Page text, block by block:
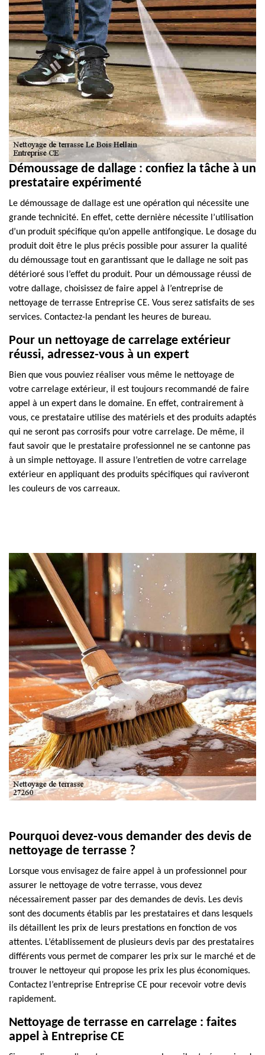
Démoussage de dallage : confiez la tâche à un
prestataire expérimenté
Le démoussage de dallage est une opération qui nécessite une
grande technicité. En effet, cette dernière nécessite l’utilisation
d’un produit spécifique qu’on appelle antifongique. Le dosage du
produit doit être le plus précis possible pour assurer la qualité
du démoussage tout en garantissant que le dallage ne soit pas
détérioré sous l’effet du produit. Pour un démoussage réussi de
votre dallage, choisissez de faire appel à l’entreprise de
nettoyage de terrasse Entreprise CE. Vous serez satisfaits de ses
services. Contactez-la pendant les heures de bureau.
Pour un nettoyage de carrelage extérieur
réussi, adressez-vous à un expert
Bien que vous pouviez réaliser vous même le nettoyage de
votre carrelage extérieur, il est toujours recommandé de faire
appel à un expert dans le domaine. En effet, contrairement à
vous, ce prestataire utilise des matériels et des produits adaptés
qui ne seront pas corrosifs pour votre carrelage. De même, il
faut savoir que le prestataire professionnel ne se cantonne pas
à un simple nettoyage. Il assure l’entretien de votre carrelage
extérieur en appliquant des produits spécifiques qui raviveront
les couleurs de vos carreaux.
Pourquoi devez-vous demander des devis de
nettoyage de terrasse ?
Lorsque vous envisagez de faire appel à un professionnel pour
assurer le nettoyage de votre terrasse, vous devez
nécessairement passer par des demandes de devis. Les devis
sont des documents établis par les prestataires et dans lesquels
ils détaillent les prix de leurs prestations en fonction de vos
attentes. L’établissement de plusieurs devis par des prestataires
différents vous permet de comparer les prix sur le marché et de
trouver le nettoyeur qui propose les prix les plus économiques.
Contactez l’entreprise Entreprise CE pour recevoir votre devis
rapidement.
Nettoyage de terrasse en carrelage : faites
appel à Entreprise CE